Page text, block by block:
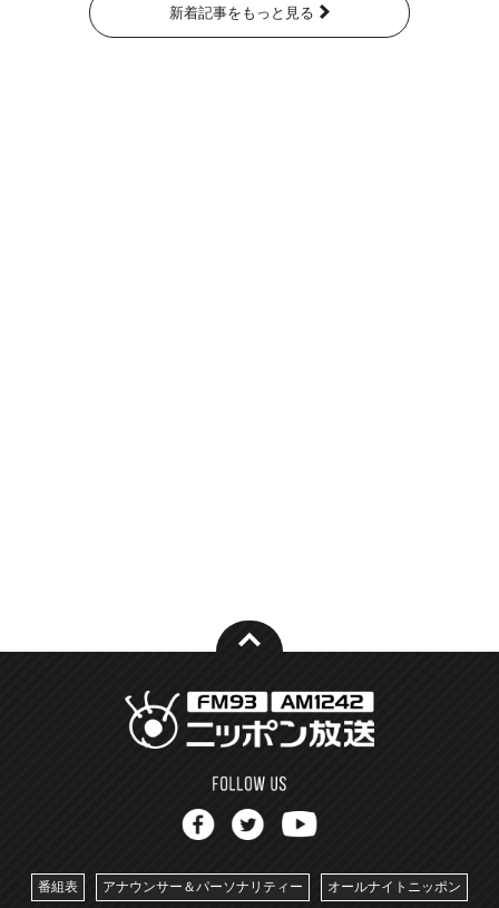
新着記事をもっと見る
番組表 アナウンサー＆パーソナリティー オールナイトニッポン